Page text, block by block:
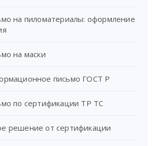
на пиломатериалы: оформление
на маски
письмо ГОСТ Р
по сертификации ТР ТС
решение от сертификации